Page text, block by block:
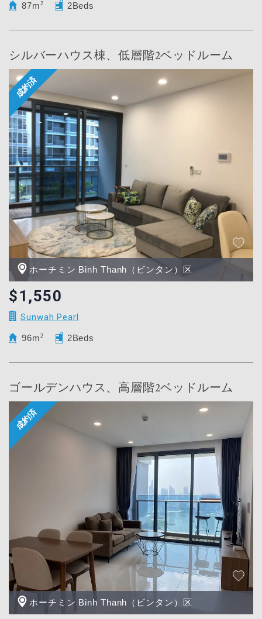
87m 2 2Beds
シルバーハウス棟、低層階2ベッドルーム
ホーチミン Binh Thanh（ビンタン）区
$1,550
Sunwah Pearl
96m 2 2Beds
ゴールデンハウス、高層階2ベッドルーム
ホーチミン Binh Thanh（ビンタン）区